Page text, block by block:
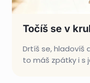
Točíš se v
Drtíš se, hladovíš
to máš zpátky i s